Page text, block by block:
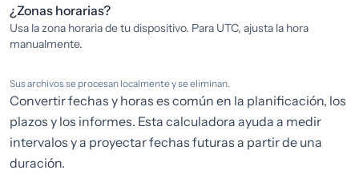
¿Zonas horarias?
Usa la zona horaria de tu dispositivo. Para UTC, ajusta la hora
manualmente.
Sus archivos se procesan localmente y se eliminan.
Convertir fechas y horas es común en la planificación, los
plazos y los informes. Esta calculadora ayuda a medir
intervalos y a proyectar fechas futuras a partir de una
duración.